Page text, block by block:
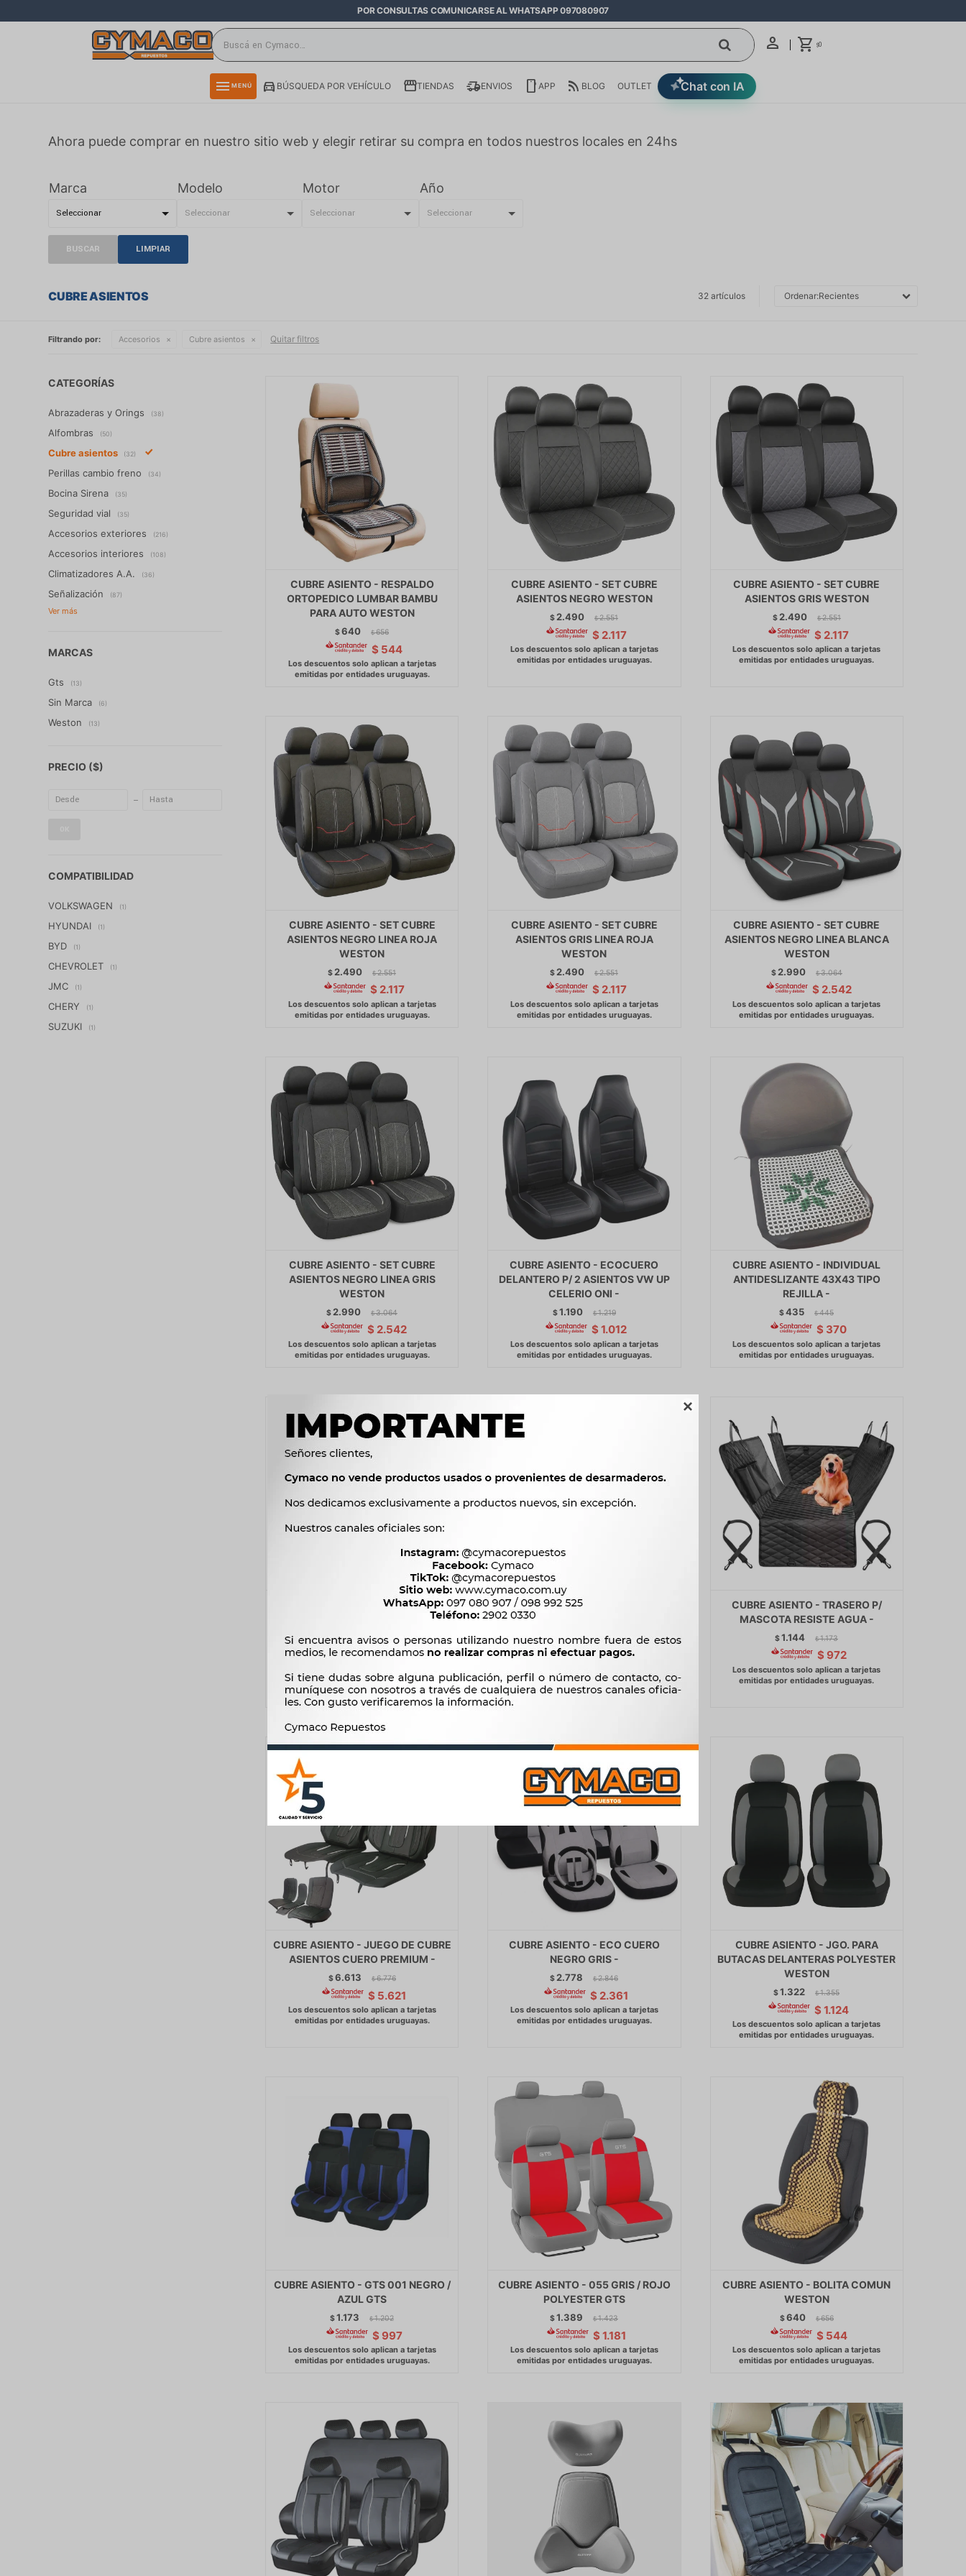

POR CONSULTAS COMUNICARSE AL WHATSAPP 097080907
$0
menu MENÚ Chat con IA
BÚSQUEDA POR VEHÍCULO TIENDAS ENVIOS APP BLOG OUTLET
Ahora puede comprar en nuestro sitio web y elegir retirar su compra en todos nuestros locales en 24hs
Marca Modelo Motor Año
BUSCAR LIMPIAR
CUBRE ASIENTOS 32 artículos Recientes
Filtrando por: Accesorios Cubre asientos Quitar filtros
CUBRE ASIENTO - RESPALDO
ORTOPEDICO LUMBAR BAMBU
PARA AUTO WESTON
$640 $ 656
$ 544
CUBRE ASIENTO - SET CUBRE
ASIENTOS NEGRO WESTON
$2.490 $ 2.551
$ 2.117
CUBRE ASIENTO - SET CUBRE
ASIENTOS GRIS WESTON
$2.490 $ 2.551
$ 2.117
CUBRE ASIENTO - SET CUBRE
ASIENTOS NEGRO LINEA ROJA
WESTON
$ 2.490 $ 2.551
$ 2.117
CUBRE ASIENTO - SET CUBRE
ASIENTOS GRIS LINEA ROJA
WESTON
$ 2.490 $ 2.551
$ 2.117
CUBRE ASIENTO - SET CUBRE
ASIENTOS NEGRO LINEA BLANCA
WESTON
$ 2.990 $ 3.064
$ 2.542
CUBRE ASIENTO - SET CUBRE
ASIENTOS NEGRO LINEA GRIS
WESTON
$ 2.990 $ 3.064
$ 2.542
CUBRE ASIENTO - ECOCUERO
DELANTERO P/ 2 ASIENTOS VW UP
CELERIO ONI -
$1.190 $ 1.219
$ 1.012
CUBRE ASIENTO - INDIVIDUAL
ANTIDESLIZANTE 43X43 TIPO
REJILLA -
$435 $ 445
$ 370
CUBRE ASIENTO - ECOCUERO 001
NEGRO NEGRO CARBON FIBER GTS
$2.240 $ 2.295
$1.904
CUBRE ASIENTO - RESPALDO DE
GEL VISCOELASTICO MEJORA
POSTURA WESTON
$512 $ 525
CUBRE ASIENTO - TRASERO P/
MASCOTA RESISTE AGUA -
$1.144 $ 1.173
$ 972
CUBRE ASIENTO - JUEGO DE CUBRE
ASIENTOS CUERO PREMIUM -
$6.613 $ 6.776
$ 5.621
CUBRE ASIENTO - ECO CUERO
NEGRO GRIS -
$ 2.778 $ 2.846
$ 2.361
CUBRE ASIENTO - JGO. PARA
BUTACAS DELANTERAS POLYESTER
WESTON
$1.322 $ 1.355
$ 1.124
CUBRE ASIENTO - GTS 001 NEGRO /
AZUL GTS
$1.173 $ 1.202
$ 997
CUBRE ASIENTO - 055 GRIS / ROJO
POLYESTER GTS
$1.389 $ 1.423
$ 1.181
CUBRE ASIENTO - BOLITA COMUN
WESTON
$640 $ 656
$ 544
CATEGORÍAS
Abrazaderas y Orings (38)
Alfombras (50)
Cubre asientos (32)
Perillas cambio freno (34)
Bocina Sirena (35)
Seguridad vial (35)
Accesorios exteriores (216)
Accesorios interiores (108)
Climatizadores A.A. (36)
Señalización (87)
MARCAS
Gts (13)
Sin Marca (6)
Weston (13)
PRECIO ($)
COMPATIBILIDAD
VOLKSWAGEN (1)
HYUNDAI (1)
BYD (1)
CHEVROLET (1)
JMC (1)
CHERY (1)
SUZUKI (1)
close
directions_car
smartphone